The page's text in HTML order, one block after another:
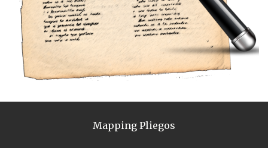
Mapping Pliegos